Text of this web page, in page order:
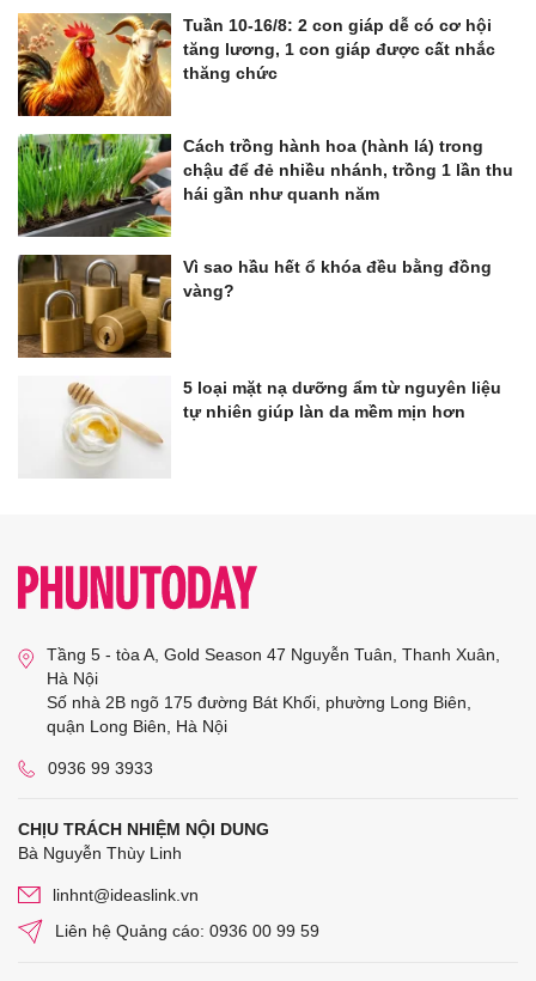
Tuần 10-16/8: 2 con giáp dễ có cơ hội
tăng lương, 1 con giáp được cất nhắc
thăng chức
Cách trồng hành hoa (hành lá) trong
chậu để đẻ nhiều nhánh, trồng 1 lần thu
hái gần như quanh năm
Vì sao hầu hết ổ khóa đều bằng đồng
vàng?
5 loại mặt nạ dưỡng ẩm từ nguyên liệu
tự nhiên giúp làn da mềm mịn hơn
Tầng 5 - tòa A, Gold Season 47 Nguyễn Tuân, Thanh Xuân,
Hà Nội
Số nhà 2B ngõ 175 đường Bát Khối, phường Long Biên,
quận Long Biên, Hà Nội
0936 99 3933
CHỊU TRÁCH NHIỆM NỘI DUNG
Bà Nguyễn Thùy Linh
linhnt@ideaslink.vn
Liên hệ Quảng cáo: 0936 00 99 59